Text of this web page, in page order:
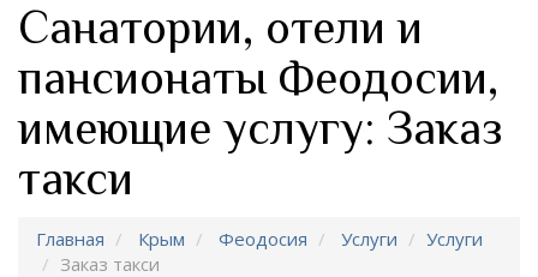
Санатории, отели и
пансионаты Феодосии,
имеющие услугу: Заказ
такси
Главная Крым Феодосия Услуги
Услуги
Заказ такси